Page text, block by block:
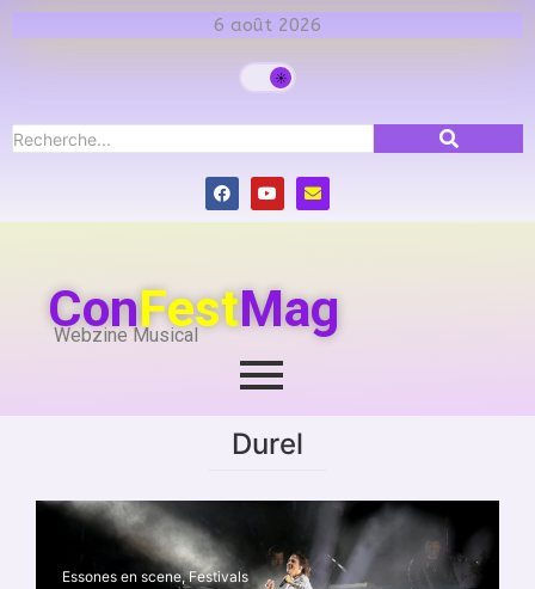
6 août 2026
ConFestMag
Webzine Musical
Durel
Essones en scene, Festivals